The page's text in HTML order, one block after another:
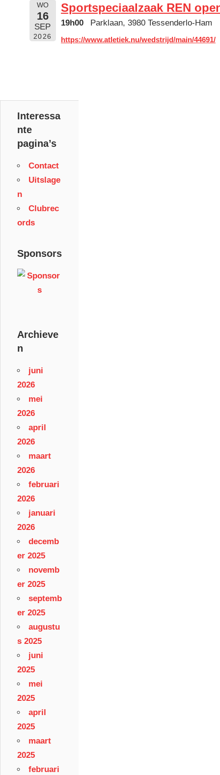
WO
16
SEP
2026
Sportspeciaalzaak REN
19h00 Parklaan, 3980 Tessenderlo-Ham
https://www.atletiek.nu/wedstrijd/main/44691/
Interessa
nte
pagina’s
Contact
Uitslage
n
Clubrec
ords
Sponsors
Archieve
n
juni
2026
mei
2026
april
2026
maart
2026
februari
2026
januari
2026
decemb
er 2025
novemb
er 2025
septemb
er 2025
augustu
s 2025
juni
2025
mei
2025
april
2025
maart
2025
februari